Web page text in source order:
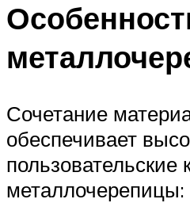
Сочетание
обеспечивает
пользовательские
металлочерепицы: